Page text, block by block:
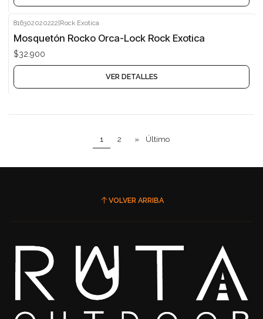
Agotado
816302020222 Rock Exotica
Mosquetón Rocko Orca-Lock Rock Exotica
$32.900
VER DETALLES
1 2 » Último
VOLVER ARRIBA